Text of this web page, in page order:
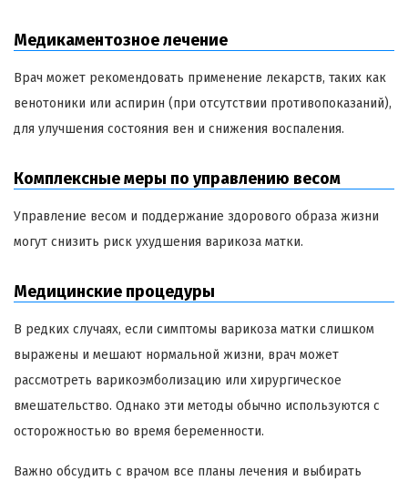
Медикаментозное лечение
Врач может рекомендовать применение лекарств, таких как
венотоники или аспирин (при отсутствии противопоказаний),
для улучшения состояния вен и снижения воспаления.
Комплексные меры по управлению весом
Управление весом и поддержание здорового образа жизни
могут снизить риск ухудшения варикоза матки.
Медицинские процедуры
В редких случаях, если симптомы варикоза матки слишком
выражены и мешают нормальной жизни, врач может
рассмотреть варикоэмболизацию или хирургическое
вмешательство. Однако эти методы обычно используются с
осторожностью во время беременности.
Важно обсудить с врачом все планы лечения и выбирать